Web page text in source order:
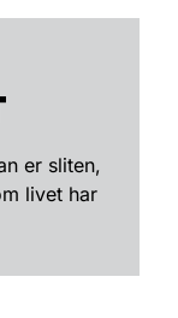
er sliten,
livet har